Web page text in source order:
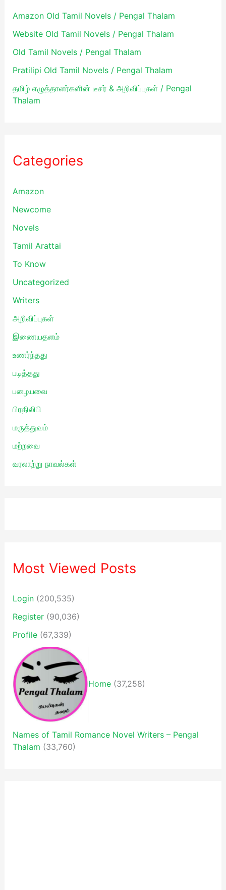
:
Amazon Old Tamil Novels / Pengal Thalam
Website Old Tamil Novels / Pengal Thalam
Old Tamil Novels / Pengal Thalam
Pratilipi Old Tamil Novels / Pengal Thalam
தமிழ் எழுத்தாளர்களின் டீசர் & அறிவிப்புகள் / Pengal
Thalam
Categories
Amazon
Newcome
Novels
Tamil Arattai
To Know
Uncategorized
Writers
அறிவிப்புகள்
இணையதளம்
உணர்ந்தது
படித்தது
பழையவை
பிரதிலிபி
மருத்துவம்
மற்றவை
வரலாற்று நாவல்கள்
Most Viewed Posts
Login (200,535)
Register (90,036)
Profile (67,339)
Home (37,258)
Names of Tamil Romance Novel Writers – Pengal
Thalam (33,760)